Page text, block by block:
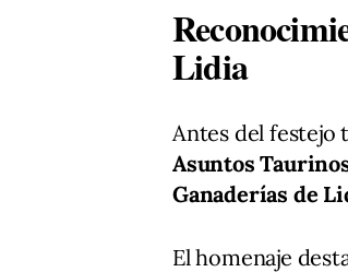
Lidia
Antes del festejo
Asuntos
Ganaderías de
El homenaje